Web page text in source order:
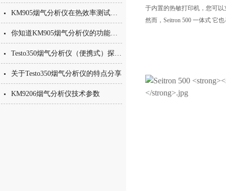
KM905烟气分析仪在热效率测试中的应用
你知道KM905烟气分析仪的功能是什么么
Testo350烟气分析仪（便携式）探头理念
关于Testo350烟气分析仪的特点分享
KM9206烟气分析仪技术参数
于内置的热敏打印机，您可
然而，Seitron 500 一体式 它